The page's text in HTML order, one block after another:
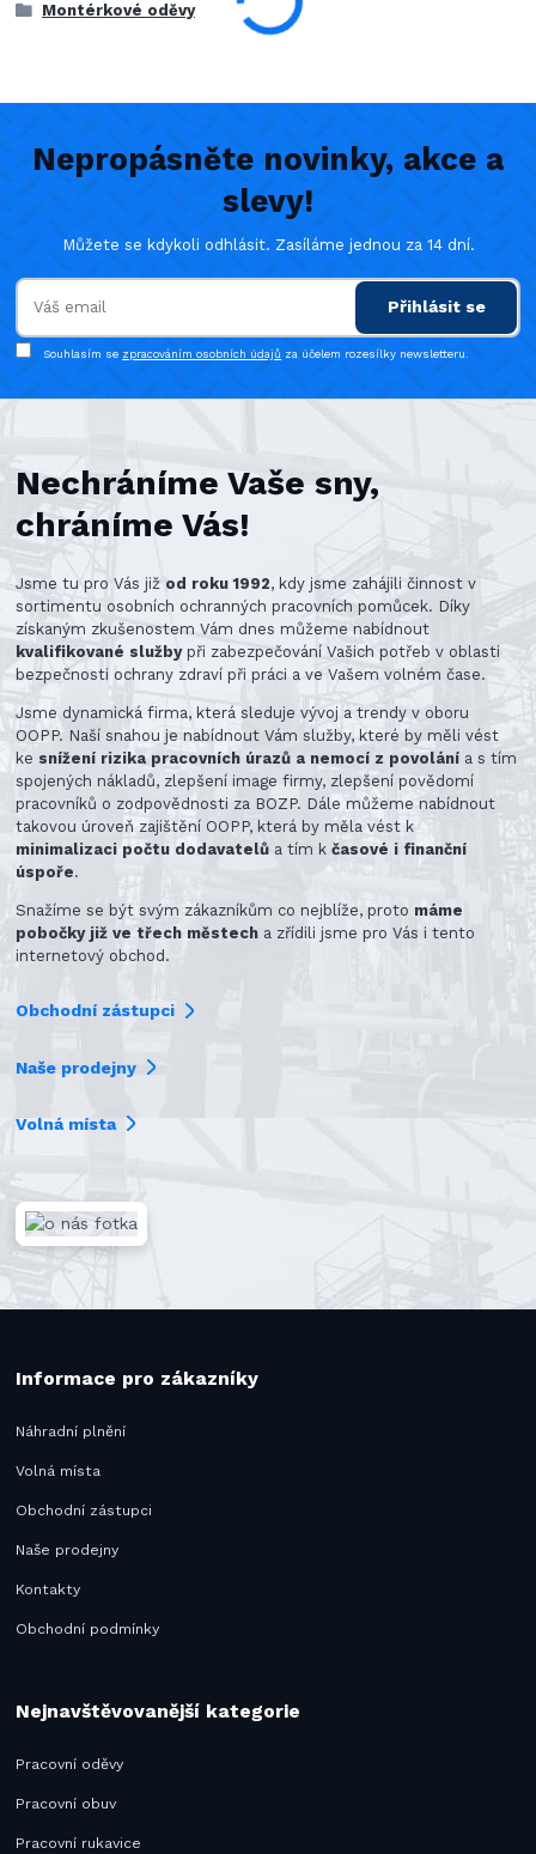
Montérkové oděvy
Nepropásněte novinky, akce a
slevy!
Můžete se kdykoli odhlásit. Zasíláme jednou za 14 dní.
Přihlásit se
Souhlasím se zpracováním osobních údajů za účelem rozesílky newsletteru.
Nechráníme Vaše sny,
chráníme Vás!
Jsme tu pro Vás již od roku 1992, kdy jsme zahájili činnost v
sortimentu osobních ochranných pracovních pomůcek. Díky
získaným zkušenostem Vám dnes můžeme nabídnout
kvalifikované službypři zabezpečování Vašich potřeb v oblasti
bezpečnosti ochrany zdraví při práci a ve Vašem volném čase.
Jsme dynamická firma, která sleduje vývoj a trendy v oboru
OOPP. Naší snahou je nabídnout Vám služby, které by měli vést
ke snížení rizika pracovních úrazů a nemocí z povolání a s tím
spojených nákladů, zlepšení image firmy, zlepšení povědomí
pracovníků o zodpovědnosti za BOZP. Dále můžeme nabídnout
takovou úroveň zajištění OOPP, která by měla vést k
minimalizaci počtu dodavatelů a tím kčasové i finanční
úspoře.
Snažíme se být svým zákazníkům co nejblíže, proto máme
pobočky již ve třech městech a zřídili jsme pro Vás i tento
internetový obchod.
Obchodní zástupci
Naše prodejny
Volná místa
Informace pro zákazníky
Náhradní plnění
Volná místa
Obchodní zástupci
Naše prodejny
Kontakty
Obchodní podmínky
Nejnavštěvovanější kategorie
Pracovní oděvy
Pracovní obuv
Pracovní rukavice